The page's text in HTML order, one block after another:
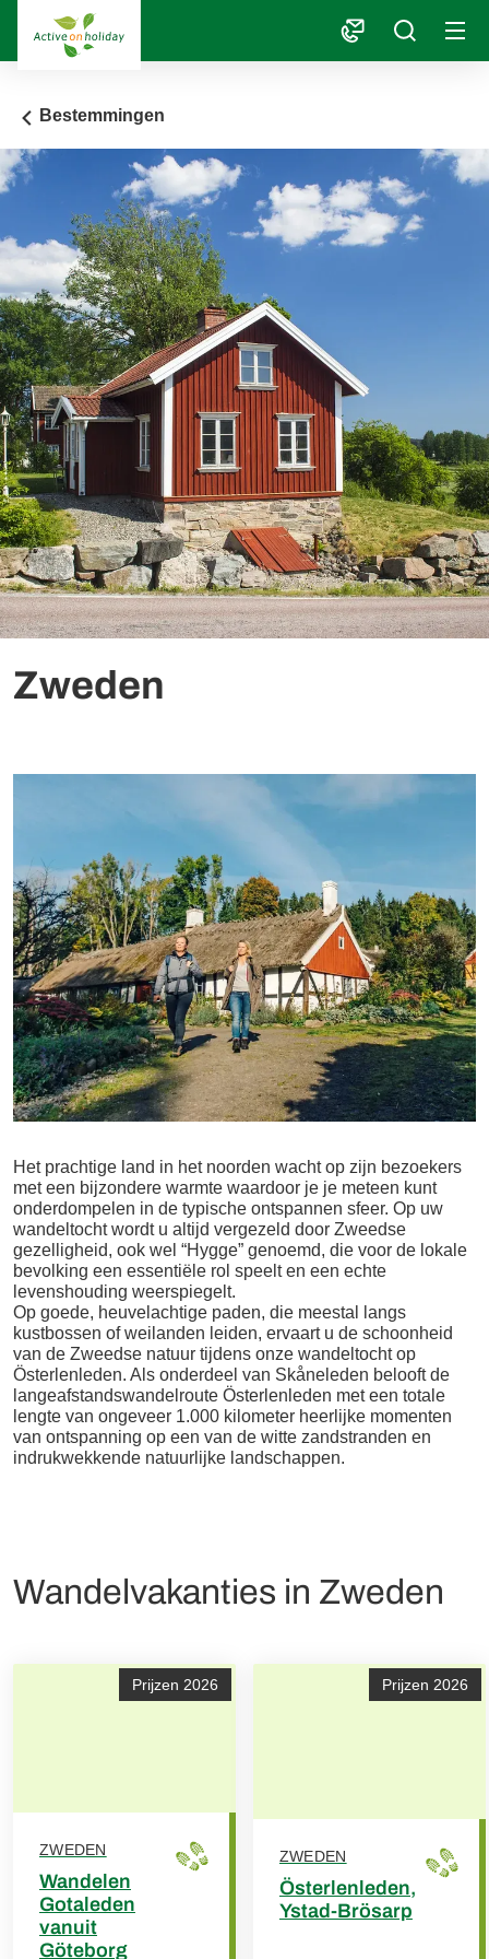
Bestemmingen
Zweden
Het prachtige land in het noorden wacht op zijn bezoekers
met een bijzondere warmte waardoor je je meteen kunt
onderdompelen in de typische ontspannen sfeer. Op uw
wandeltocht wordt u altijd vergezeld door Zweedse
gezelligheid, ook wel “Hygge” genoemd, die voor de lokale
bevolking een essentiële rol speelt en een echte
levenshouding weerspiegelt.
Op goede, heuvelachtige paden, die meestal langs
kustbossen of weilanden leiden, ervaart u de schoonheid
van de Zweedse natuur tijdens onze wandeltocht op
Österlenleden. Als onderdeel van Skåneleden belooft de
langeafstandswandelroute Österlenleden met een totale
lengte van ongeveer 1.000 kilometer heerlijke momenten
van ontspanning op een van de witte zandstranden en
indrukwekkende natuurlijke landschappen.
Wandelvakanties in Zweden
Prijzen 2026
ZWEDEN
Wandelen
Gotaleden
vanuit
Göteborg
Prijzen 2026
ZWEDEN
Österlenleden,
Ystad-Brösarp